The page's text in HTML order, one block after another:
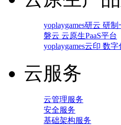
yoplaygames研云 研
磐云 云原生PaaS平台
yoplaygames云印 数
云服务
云管理服务
安全服务
基础架构服务